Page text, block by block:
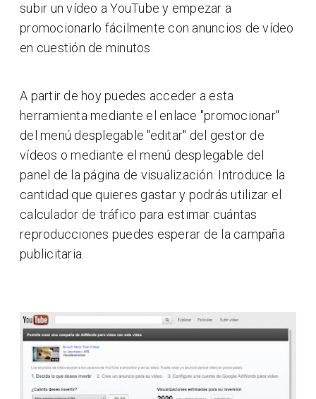
subir un vídeo a YouTube y empezar a
promocionarlo fácilmente con anuncios de vídeo
en cuestión de minutos.
A partir de hoy puedes acceder a esta
herramienta mediante el enlace "promocionar"
del menú desplegable "editar" del gestor de
vídeos o mediante el menú desplegable del
panel de la página de visualización. Introduce la
cantidad que quieres gastar y podrás utilizar el
calculador de tráfico para estimar cuántas
reproducciones puedes esperar de la campaña
publicitaria.